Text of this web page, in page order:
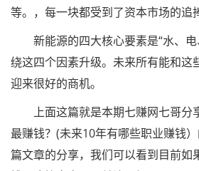
等。，每一块都受到了资本市场的追
新能源的四大核心要素是“水、电
绕这四个因素升级。未来所有能和这
迎来很好的商机。
上面这篇就是本期七赚网七哥分
最赚钱？(未来10年有哪些职业赚钱
篇文章的分享，我们可以看到目前如